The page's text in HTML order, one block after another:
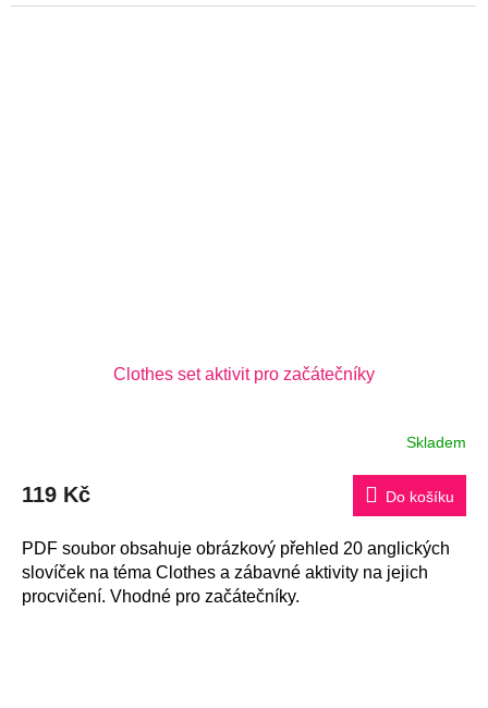
Clothes set aktivit pro začátečníky
je
5
hvězdiček.
Skladem
119 Kč Do košíku
PDF soubor obsahuje obrázkový přehled 20 anglických
slovíček na téma Clothes a zábavné aktivity na jejich
procvičení. Vhodné pro začátečníky.